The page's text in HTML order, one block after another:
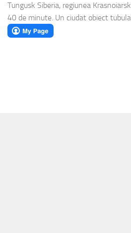
Tungusk Siberia, regiunea
40 de minute. Un ciudat obiect